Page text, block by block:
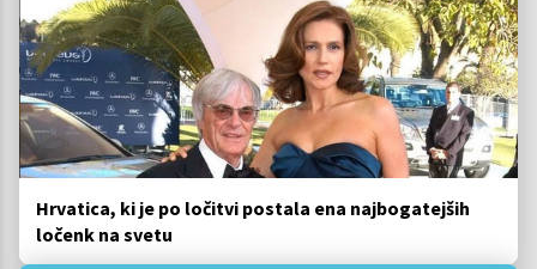
Hrvatica, ki je po ločitvi postala ena najbogatejših
ločenk na svetu